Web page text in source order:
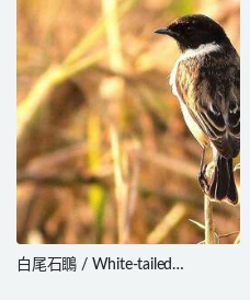
白尾石䳭 / White-tailed